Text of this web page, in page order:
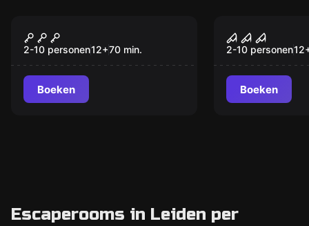
Signal Lost VR
2-10 personen12+70 min.
Boeken
Sanctum
2-10 personen12
Boeken
Escaperooms in Leiden per